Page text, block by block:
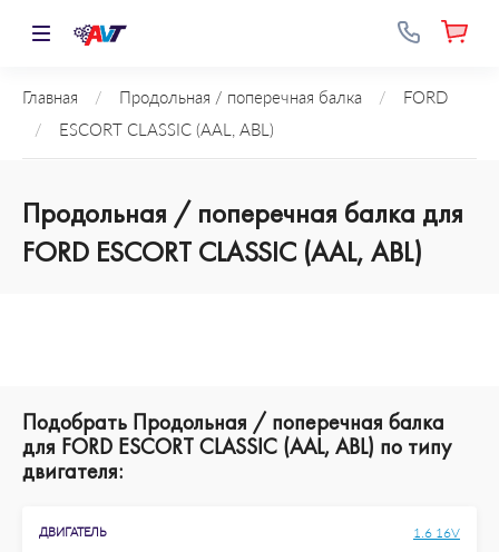
Главная / Продольная / поперечная балка /
FORD
/
ESCORT CLASSIC (AAL, ABL)
Продольная / поперечная балка для
FORD ESCORT CLASSIC (AAL, ABL)
Подобрать Продольная / поперечная балка
для FORD ESCORT CLASSIC (AAL, ABL) по типу
двигателя:
ДВИГАТЕЛЬ 1.6 16V